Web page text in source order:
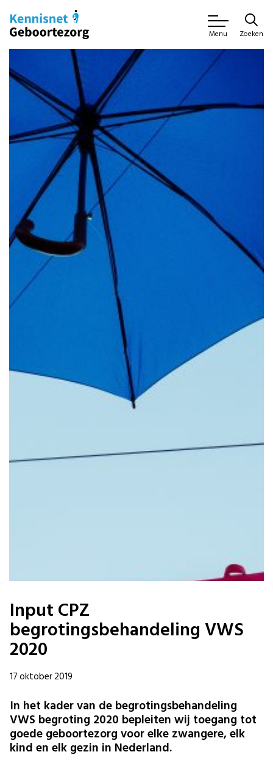
Menu Zoeken
Input CPZ
begrotingsbehandeling VWS
2020
17 oktober 2019
In het kader van de begrotingsbehandeling
VWS begroting 2020 bepleiten wij toegang tot
goede geboortezorg voor elke zwangere, elk
kind en elk gezin in Nederland.